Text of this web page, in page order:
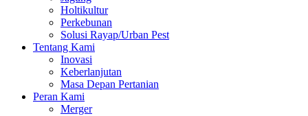
Holtikultur
Perkebunan
Solusi Rayap/Urban Pest
Tentang Kami
Inovasi
Keberlanjutan
Masa Depan Pertanian
Peran Kami
Merger